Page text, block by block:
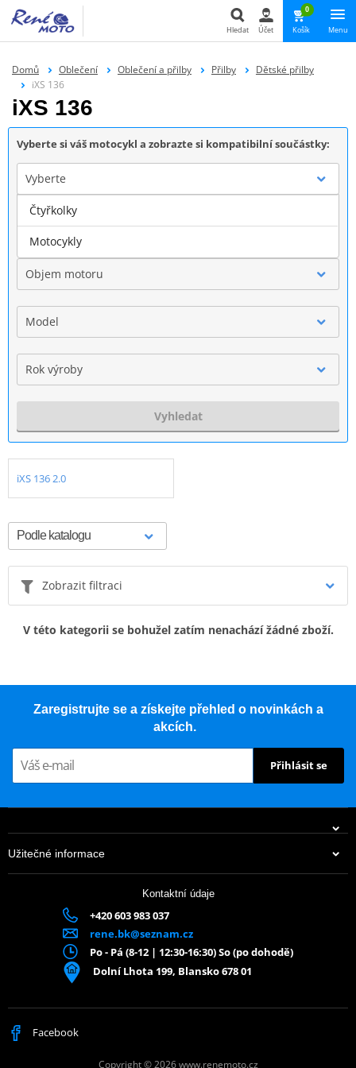
Hledat
Hledat Účet
0
Košík Menu
Domů Oblečení Oblečení a přilby Přilby
Dětské přilby
iXS 136
iXS 136
Vyberte si váš motocykl a zobrazte si kompatibilní součástky:
Vyberte
Značka
Objem motoru
Model
Rok výroby
Vyhledat
iXS 136 2.0
Zobrazit filtraci
V této kategorii se bohužel zatím nenachází žádné zboží.
Zaregistrujte se a získejte přehled o novinkách a
akcích.
Přihlásit se
Užitečné informace
Kontaktní údaje
+420 603 983 037
rene.bk@seznam.cz
Po - Pá (8-12 | 12:30-16:30) So (po dohodě)
Dolní Lhota 199, Blansko 678 01
Facebook
Copyright © 2026 www.renemoto.cz
Čtyřkolky
Motocykly